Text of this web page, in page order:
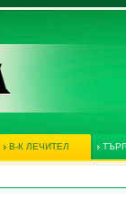
В-К ЛЕЧИТЕЛ